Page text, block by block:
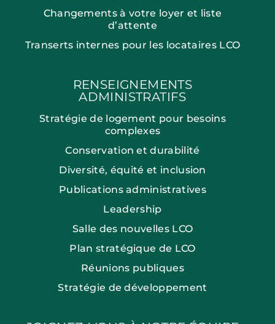
Changements à votre loyer et liste
d’attente
Transerts internes pour les locataires LCO
RENSEIGNEMENTS
ADMINISTRATIFS
Stratégie de logement pour besoins
complexes
Conservation et durabilité
Diversité, équité et inclusion
Publications administratives
Leadership
Salle des nouvelles LCO
Plan stratégique de LCO
Réunions publiques
Stratégie de développement